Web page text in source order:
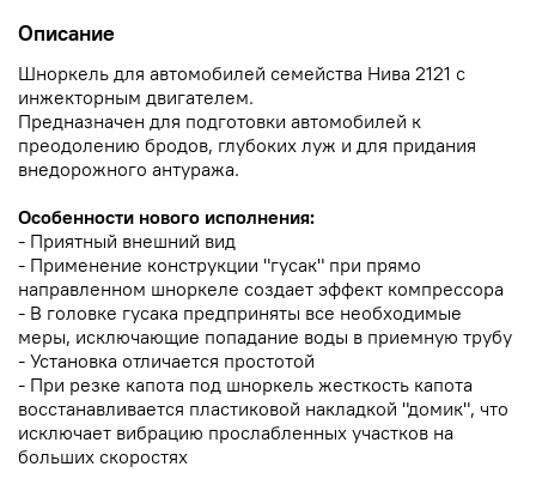
Описание
Шноркель для автомобилей семейства Нива 2121 с
инжекторным двигателем.
Предназначен для подготовки автомобилей к
преодолению бродов, глубоких луж и для придания
внедорожного антуража.
Особенности нового исполнения:
- Приятный внешний вид
- Применение конструкции "гусак" при прямо
направленном шноркеле создает эффект компрессора
- В головке гусака предприняты все необходимые
меры, исключающие попадание воды в приемную трубу
- Установка отличается простотой
- При резке капота под шноркель жесткость капота
восстанавливается пластиковой накладкой "домик", что
исключает вибрацию прослабленных участков на
больших скоростях